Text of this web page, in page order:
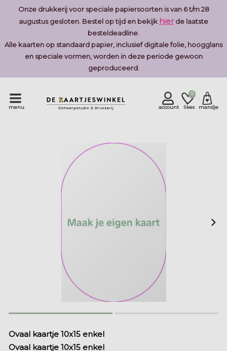
Onze drukkerij voor speciale papiersoorten is van 6 t/m 28
augustus gesloten. Bestel op tijd en bekijk hierde laatste
besteldeadline.
Alle kaarten op standaard papier, inclusief digitale folie, hoogglans
en speciale vormen, worden in deze periode gewoon
geproduceerd.
menu account likes
0
mandje
Ovaal kaartje 10x15 enkel
Ovaal kaartje 10x15 enkel